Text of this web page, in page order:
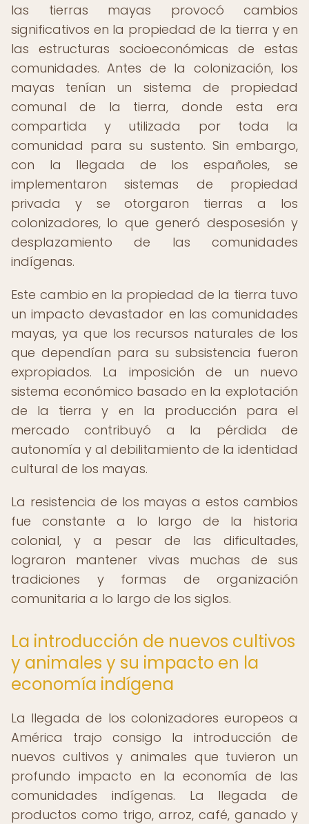
las tierras mayas provocó cambios
significativos en la propiedad de la tierra y en
las estructuras socioeconómicas de estas
comunidades. Antes de la colonización, los
mayas tenían un sistema de propiedad
comunal de la tierra, donde esta era
compartida y utilizada por toda la
comunidad para su sustento. Sin embargo,
con la llegada de los españoles, se
implementaron sistemas de propiedad
privada y se otorgaron tierras a los
colonizadores, lo que generó desposesión y
desplazamiento de las comunidades
indígenas.
Este cambio en la propiedad de la tierra tuvo
un impacto devastador en las comunidades
mayas, ya que los recursos naturales de los
que dependían para su subsistencia fueron
expropiados. La imposición de un nuevo
sistema económico basado en la explotación
de la tierra y en la producción para el
mercado contribuyó a la pérdida de
autonomía y al debilitamiento de la identidad
cultural de los mayas.
La resistencia de los mayas a estos cambios
fue constante a lo largo de la historia
colonial, y a pesar de las dificultades,
lograron mantener vivas muchas de sus
tradiciones y formas de organización
comunitaria a lo largo de los siglos.
La introducción de nuevos cultivos
y animales y su impacto en la
economía indígena
La llegada de los colonizadores europeos a
América trajo consigo la introducción de
nuevos cultivos y animales que tuvieron un
profundo impacto en la economía de las
comunidades indígenas. La llegada de
productos como trigo, arroz, café, ganado y